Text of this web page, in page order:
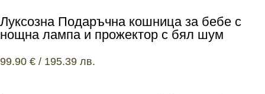
Луксозна Подаръчна кошница за бебе с
нощна лампа и прожектор с бял шум
99.90 € / 195.39 лв.